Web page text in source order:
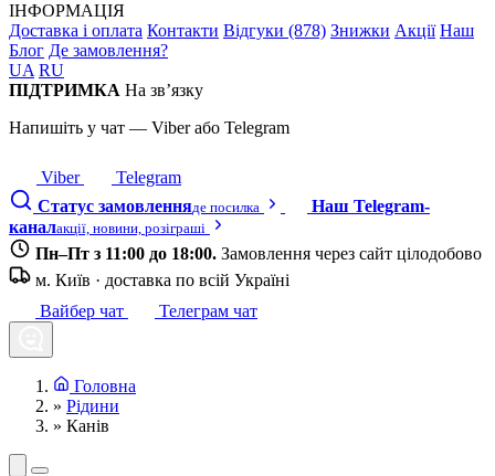
ІНФОРМАЦІЯ
Доставка і оплата Контакти Відгуки (878) Знижки Акції Наш
Блог Де замовлення?
UA RU
ПІДТРИМКА На зв’язку
Напишіть у чат — Viber або Telegram
Viber
Telegram
Статус замовленняде посилка
Наш Telegram-
каналакції, новини, розіграші
Пн–Пт з 11:00 до 18:00. Замовлення через сайт цілодобово
м. Київ · доставка по всій Україні
Вайбер чат
Телеграм чат
Головна
» Рідини
» Канів